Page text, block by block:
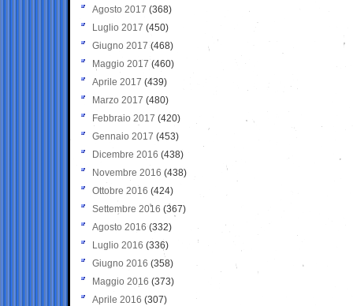
Agosto 2017 (368)
Luglio 2017 (450)
Giugno 2017 (468)
Maggio 2017 (460)
Aprile 2017 (439)
Marzo 2017 (480)
Febbraio 2017 (420)
Gennaio 2017 (453)
Dicembre 2016 (438)
Novembre 2016 (438)
Ottobre 2016 (424)
Settembre 2016 (367)
Agosto 2016 (332)
Luglio 2016 (336)
Giugno 2016 (358)
Maggio 2016 (373)
Aprile 2016 (307)